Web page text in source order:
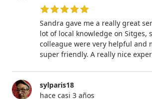
5 de 5 estrellas
Sandra gave me a really great
lot of local knowledge on Sitges,
colleague were very helpful and
super friendly. A really nice
sylparis18
hace casi 3 años